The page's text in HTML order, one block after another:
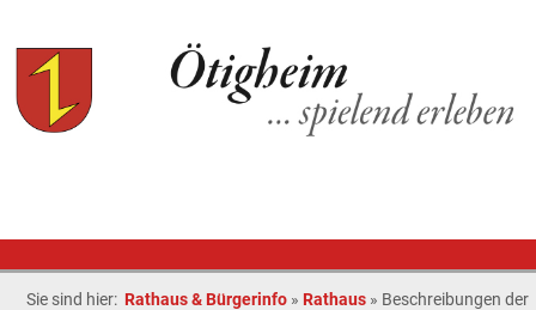
Sie sind hier: Rathaus & Bürgerinfo » Rathaus » Beschreibungen der